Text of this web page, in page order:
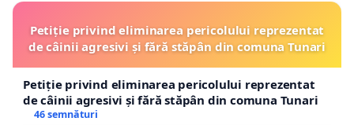
Petiție privind eliminarea pericolului reprezentat
de câinii agresivi și fără stăpân din comuna Tunari
Petiție privind eliminarea pericolului reprezentat
de câinii agresivi și fără stăpân din comuna Tunari
46 semnături